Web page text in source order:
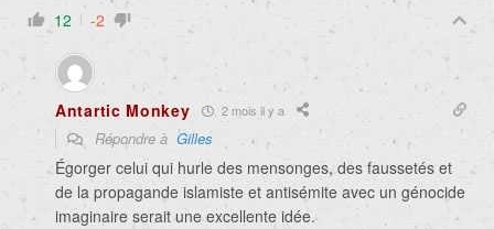
12 -2
Antartic Monkey 2 mois il y a
Répondre à Gilles
Égorger celui qui hurle des mensonges, des faussetés et
de la propagande islamiste et antisémite avec un génocide
imaginaire serait une excellente idée.